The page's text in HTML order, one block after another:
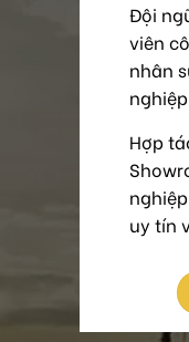
Đội
viên
nhân
nghiệp
Hợp
uy tín